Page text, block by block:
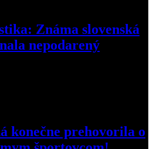
Známa slovenská
nepodarený
konečne prehovorila o